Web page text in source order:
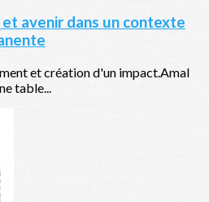
avenir dans un contexte
et création d'un impact.Amal
table...